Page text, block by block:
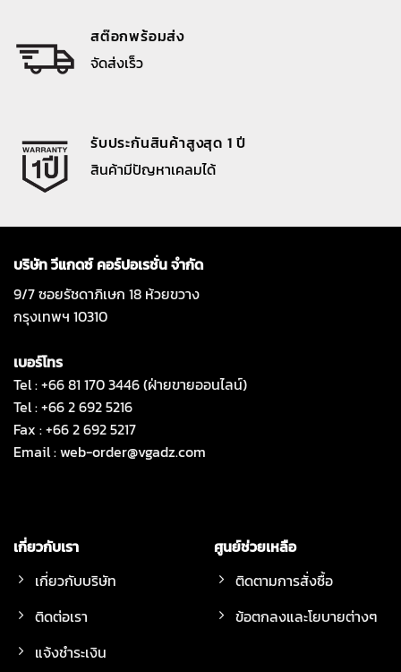
สต๊อกพร้อมส่ง
จัดส่งเร็ว
รับประกันสินค้าสูงสุด 1 ปี
สินค้ามีปัญหาเคลมได้
บริษัท วีแกดซ์ คอร์ปอเรชั่น จำกัด
9/7 ซอยรัชดาภิเษก 18 ห้วยขวาง
กรุงเทพฯ 10310
เบอร์โทร
Tel : +66 81 170 3446 (ฝ่ายขายออนไลน์)
Tel : +66 2 692 5216
Fax : +66 2 692 5217
Email :web-order@vgadz.com
เกี่ยวกับเรา
เกี่ยวกับบริษัท
ติดต่อเรา
แจ้งชำระเงิน
ศูนย์ช่วยเหลือ
ติดตามการสั่งซื้อ
ข้อตกลงและโยบายต่างๆ